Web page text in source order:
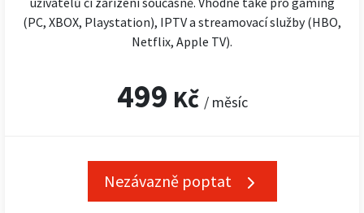
(PC, XBOX, Playstation), IPTV a streamovací služby (HBO,
Netflix, Apple TV).
499 Kč / měsíc
Nezávazně poptat